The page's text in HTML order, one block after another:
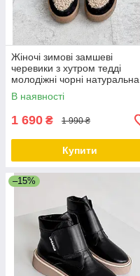
Жіночі зимові замшеві
черевики з хутром тедді
молодіжні чорні натуральна
замша
В наявності
1 690 ₴ 1 990 ₴
Купити
–15%